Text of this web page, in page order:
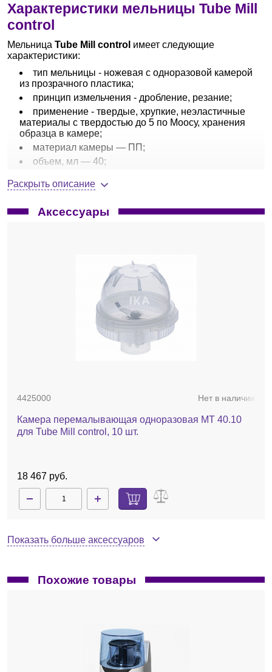
Характеристики мельницы Tube Mill
control
Мельница Tube Mill control имеет следующие
характеристики:
тип мельницы - ножевая с одноразовой камерой
из прозрачного пластика;
принцип измельчения - дробление, резание;
применение - твердые, хрупкие, неэластичные
материалы с твердостью до 5 по Моосу, хранения
образца в камере;
материал камеры — ПП;
объем, мл — 40;
скорость, об/мин — от 5000 до 25 000;
крупность исходного материала, мм — до 10;
габариты, мм — 180х300х170;
Аксессуары и опции:
камера перемалывающая
.
мельница Tube Mill control;
1 перемалывающая камера MT 40;
Раскрыть описание
Аксессуары
4425000 Нет в наличии
Камера перемалывающая одноразовая MT 40.10
для Tube Mill control, 10 шт.
18 467 руб.
Показать больше аксессуаров
Похожие товары